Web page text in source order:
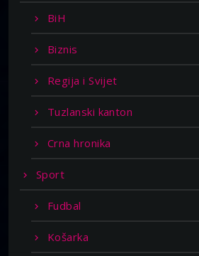
BiH
Biznis
Regija i Svijet
Tuzlanski kanton
Crna hronika
Sport
Fudbal
Košarka